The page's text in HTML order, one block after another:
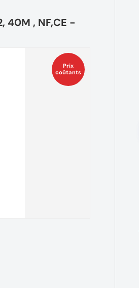
40M , NF,CE -
Prix
coûtants